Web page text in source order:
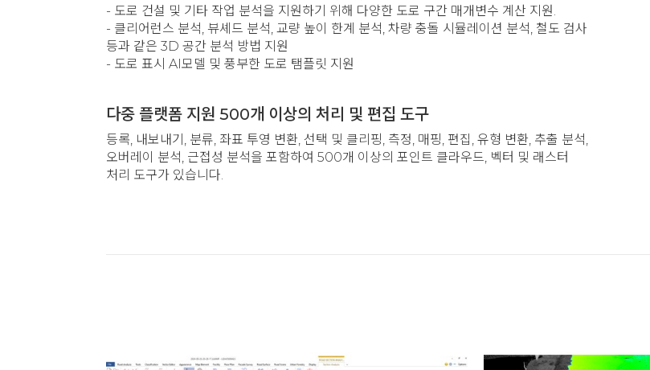
- 도로 건설 및 기타 작업 분석을 지원하기 위해 다양한 도로 구간 매개변수 계산 지원.
- 클리어런스 분석, 뷰셰드 분석, 교량 높이 한계 분석, 차량 충돌 시뮬레이션 분석, 철도 검사
등과 같은 3D 공간 분석 방법 지원
- 도로 표시 AI모델 및 풍부한 도로 탬플릿 지원
다중 플랫폼 지원 500개 이상의 처리 및 편집 도구
등록, 내보내기, 분류, 좌표 투영 변환, 선택 및 클리핑, 측정, 매핑, 편집, 유형 변환, 추출 분석,
오버레이 분석, 근접성 분석을 포함하여 500개 이상의 포인트 클라우드, 벡터 및 래스터
처리 도구가 있습니다.